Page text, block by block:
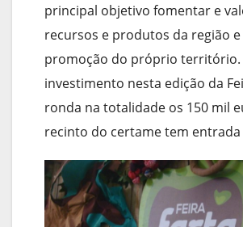
principal objetivo fomentar e
recursos e produtos da região e
promoção do próprio território.
investimento nesta edição da
ronda na totalidade os 150 mil
recinto do certame tem entrada